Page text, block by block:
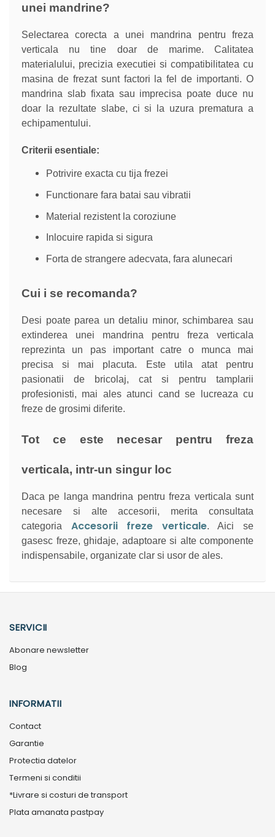
unei mandrine?
Selectarea corecta a unei mandrina pentru freza
verticala nu tine doar de marime. Calitatea
materialului, precizia executiei si compatibilitatea cu
masina de frezat sunt factori la fel de importanti. O
mandrina slab fixata sau imprecisa poate duce nu
doar la rezultate slabe, ci si la uzura prematura a
echipamentului.
Criterii esentiale:
Potrivire exacta cu tija frezei
Functionare fara batai sau vibratii
Material rezistent la coroziune
Inlocuire rapida si sigura
Forta de strangere adecvata, fara alunecari
Cui i se recomanda?
Desi poate parea un detaliu minor, schimbarea sau
extinderea unei mandrina pentru freza verticala
reprezinta un pas important catre o munca mai
precisa si mai placuta. Este utila atat pentru
pasionatii de bricolaj, cat si pentru tamplarii
profesionisti, mai ales atunci cand se lucreaza cu
freze de grosimi diferite.
Tot ce este necesar pentru freza
verticala, intr-un singur loc
Daca pe langa mandrina pentru freza verticala sunt
necesare si alte accesorii, merita consultata
categoria Accesorii freze verticale. Aici se
gasesc freze, ghidaje, adaptoare si alte componente
indispensabile, organizate clar si usor de ales.
SERVICII
Abonare newsletter
Blog
INFORMATII
Contact
Garantie
Protectia datelor
Termeni si conditii
*Livrare si costuri de transport
Plata amanata pastpay